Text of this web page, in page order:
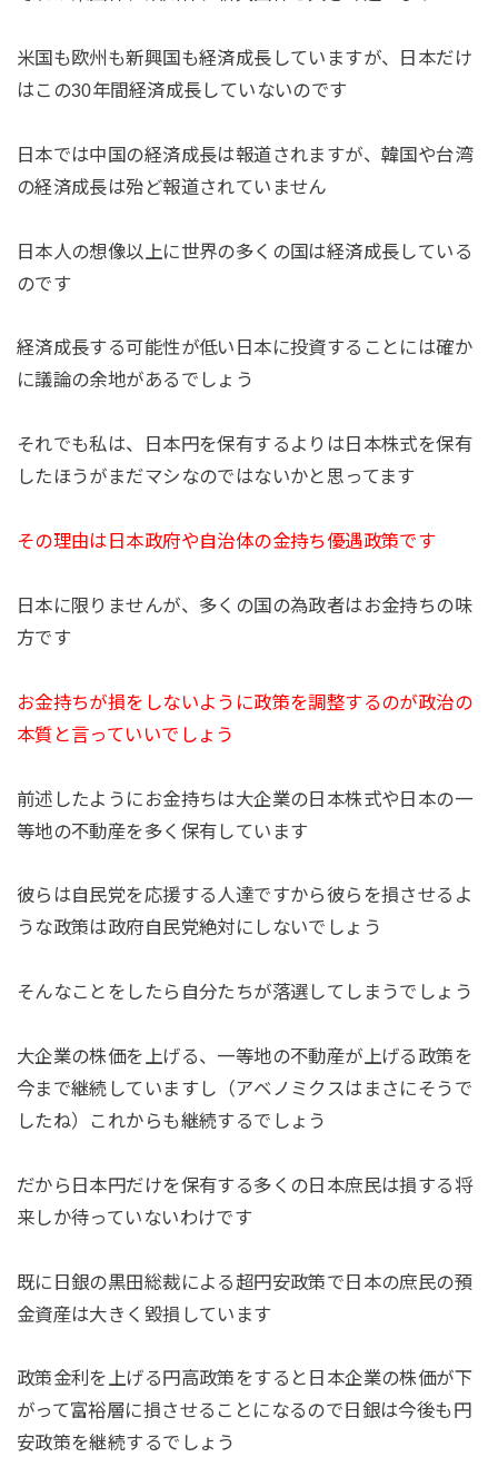
米国も欧州も新興国も経済成長していますが、日本だけ
はこの30年間経済成長していないのです
日本では中国の経済成長は報道されますが、韓国や台湾
の経済成長は殆ど報道されていません
日本人の想像以上に世界の多くの国は経済成長している
のです
経済成長する可能性が低い日本に投資することには確か
に議論の余地があるでしょう
それでも私は、日本円を保有するよりは日本株式を保有
したほうがまだマシなのではないかと思ってます
その理由は日本政府や自治体の金持ち優遇政策です
日本に限りませんが、多くの国の為政者はお金持ちの味
方です
お金持ちが損をしないように政策を調整するのが政治の
本質と言っていいでしょう
前述したようにお金持ちは大企業の日本株式や日本の一
等地の不動産を多く保有しています
彼らは自民党を応援する人達ですから彼らを損させるよ
うな政策は政府自民党絶対にしないでしょう
そんなことをしたら自分たちが落選してしまうでしょう
大企業の株価を上げる、一等地の不動産が上げる政策を
今まで継続していますし（アベノミクスはまさにそうで
したね）これからも継続するでしょう
だから日本円だけを保有する多くの日本庶民は損する将
来しか待っていないわけです
既に日銀の黒田総裁による超円安政策で日本の庶民の預
金資産は大きく毀損しています
政策金利を上げる円高政策をすると日本企業の株価が下
がって富裕層に損させることになるので日銀は今後も円
安政策を継続するでしょう